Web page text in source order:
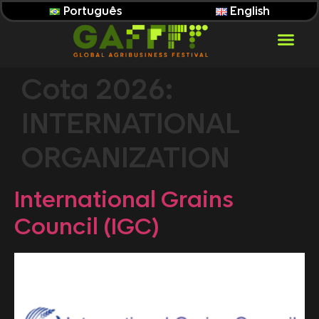
Português English
Cota 2026:
INTERNATIONAL
ORGANIZATION
International Grains
Council (IGC)